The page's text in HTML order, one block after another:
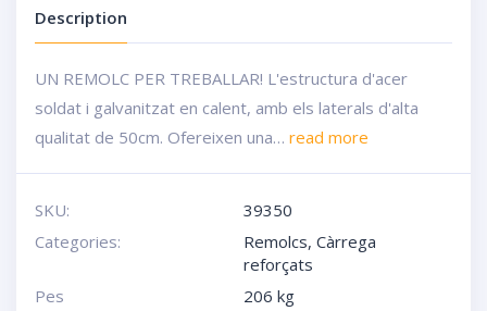
Description
UN REMOLC PER TREBALLAR! L'estructura d'acer
soldat i galvanitzat en calent, amb els laterals d'alta
qualitat de 50cm. Ofereixen una… read more
SKU:
39350
Categories:
Remolcs, Càrrega
reforçats
Pes
206 kg